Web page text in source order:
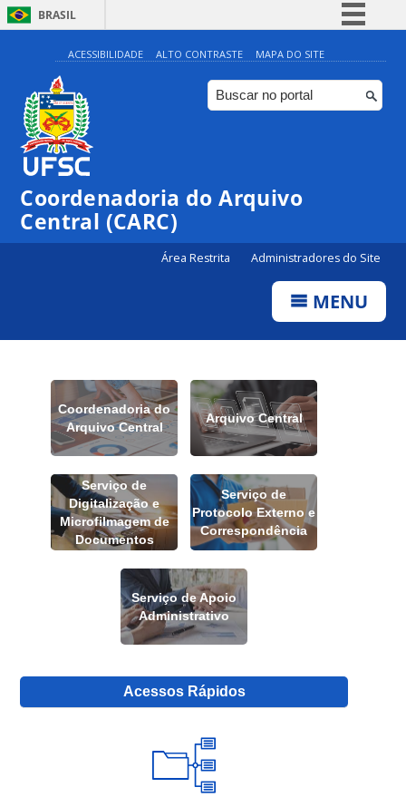
BRASIL
Simplifique!
Comunica BR
Participe
Canais
ACESSIBILIDADE ALTO CONTRASTE MAPA DO SITE
Coordenadoria do Arquivo
Central (CARC)
Área Restrita Administradores do Site
MENU
Coordenadoria do
Arquivo Central
Arquivo Central
Serviço de
Digitalização e
Microfilmagem de
Documentos
Serviço de
Protocolo Externo e
Correspondência
Serviço de Apoio
Administrativo
Acessos Rápidos